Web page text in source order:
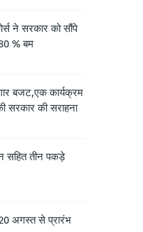
ने सरकार को सौंपे
% बम
बजट,एक कार्यक्रम
सरकार की सराहना
सहित तीन पकड़े
अगस्त से प्रारंभ